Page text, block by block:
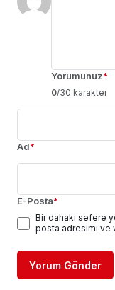
Yorumunuz*
0/30 karakter
Ad*
E-Posta*
Bir dahaki sefere
posta adresimi ve
Yorum Gönder